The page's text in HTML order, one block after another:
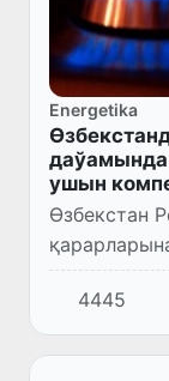
Energetika
даўамында
ушын
Өзбекстан
жумсалған
газ ушын
4445